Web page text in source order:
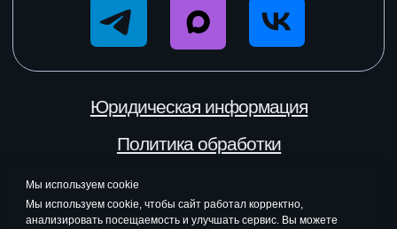
Мы используем cookie
Мы используем cookie, чтобы сайт работал корректно,
анализировать посещаемость и улучшать сервис. Вы можете